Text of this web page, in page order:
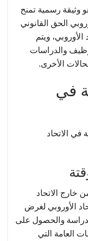
وثيقة رسمية تمنح
الحق القانوني
ويتم
والدراسات
الأخرى.
في
في الاتحاد
خارج الاتحاد
الأوروبي لغرض
والحصول على
العامة التي